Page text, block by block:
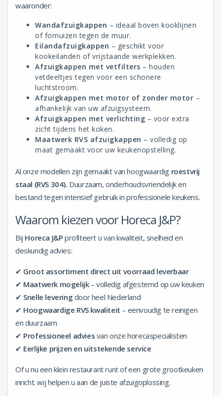
waaronder:
Wandafzuigkappen – ideaal boven kooklijnen
of fornuizen tegen de muur.
Eilandafzuigkappen – geschikt voor
kookeilanden of vrijstaande werkplekken.
Afzuigkappen met vetfilters – houden
vetdeeltjes tegen voor een schonere
luchtstroom.
Afzuigkappen met motor of zonder motor –
afhankelijk van uw afzuigsysteem.
Afzuigkappen met verlichting – voor extra
zicht tijdens het koken.
Maatwerk RVS afzuigkappen – volledig op
maat gemaakt voor uw keukenopstelling.
Al onze modellen zijn gemaakt van hoogwaardig roestvrij
staal (RVS 304). Duurzaam, onderhoudsvriendelijk en
bestand tegen intensief gebruik in professionele keukens.
Waarom kiezen voor Horeca J&P?
Bij Horeca J&P profiteert u van kwaliteit, snelheid en
deskundig advies:
✔ Groot assortiment direct uit voorraad leverbaar
✔ Maatwerk mogelijk– volledig afgestemd op uw keuken
✔ Snelle levering door heel Nederland
✔ Hoogwaardige RVS kwaliteit – eenvoudig te reinigen
en duurzaam
✔ Professioneel advies van onze horecaspecialisten
✔ Eerlijke prijzen en uitstekende service
Of u nu een klein restaurant runt of een grote grootkeuken
inricht. wij helpen u aan de juiste afzuigoplossing.